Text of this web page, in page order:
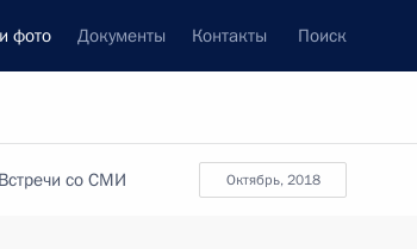
фото Документы Контакты Поиск
октябрь, 2018
Встречи со СМИ